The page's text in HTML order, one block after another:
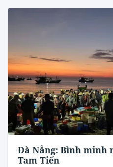
Đà Nẵng: Bình minh
Tam Tiến